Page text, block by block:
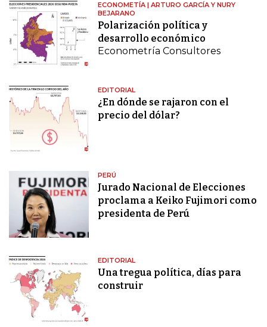
ECONOMETÍA | ARTURO GARCÍA Y NURY
BEJARANO
Polarización política y
desarrollo económico
Econometría Consultores
EDITORIAL
¿En dónde se rajaron con el
precio del dólar?
PERÚ
Jurado Nacional de Elecciones
proclama a Keiko Fujimori como
presidenta de Perú
EDITORIAL
Una tregua política, días para
construir